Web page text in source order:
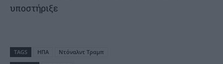
υποστήριξε
TAGS ΗΠΑ
Ντόναλντ Τραμπ